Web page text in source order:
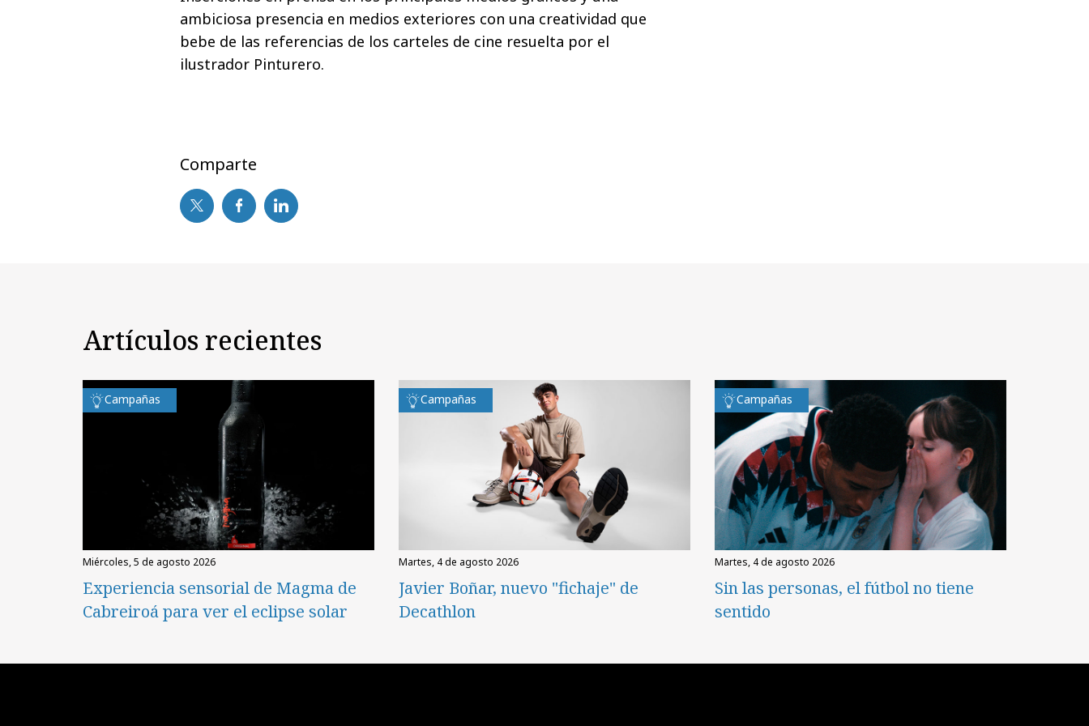
ambiciosa presencia en medios exteriores con una creatividad que
bebe de las referencias de los carteles de cine resuelta por el
ilustrador Pinturero.
Comparte
Artículos recientes
Campañas
miércoles, 5 de agosto 2026
Experiencia sensorial de Magma de
Cabreiroá para ver el eclipse solar
Campañas
martes, 4 de agosto 2026
Javier Boñar, nuevo "fichaje" de
Decathlon
Campañas
martes, 4 de agosto 2026
Sin las personas, el fútbol no tiene
sentido